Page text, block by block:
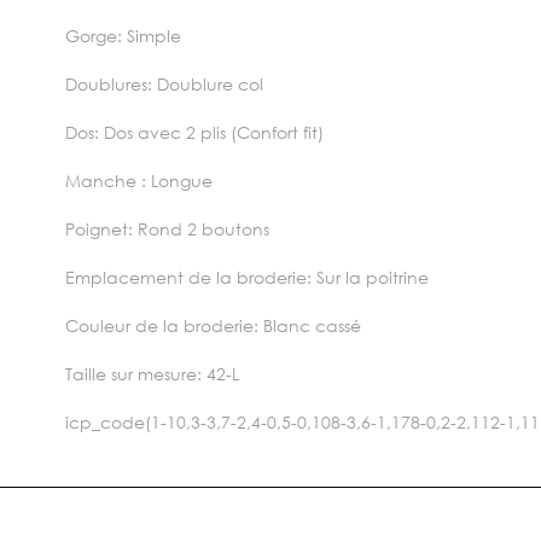
Gorge: Simple
Doublures: Doublure col
Dos: Dos avec 2 plis (Confort fit)
Manche : Longue
Poignet: Rond 2 boutons
Emplacement de la broderie: Sur la poitrine
Couleur de la broderie: Blanc cassé
Taille sur mesure: 42-L
icp_code(1-10,3-3,7-2,4-0,5-0,108-3,6-1,178-0,2-2,112-